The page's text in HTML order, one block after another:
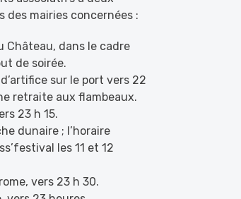
des mairies concernées :
Château, dans le cadre
de soirée.
sur le port vers 22
retraite aux flambeaux.
23 h 15.
dunaire ; l’horaire
les 11 et 12
vers 23 h 30.